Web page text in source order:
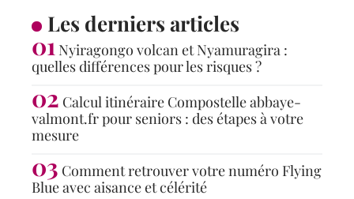
Les derniers articles
Nyiragongo volcan et Nyamuragira :
quelles différences pour les risques ?
Calcul itinéraire Compostelle abbaye-
valmont.fr pour seniors : des étapes à votre
mesure
Comment retrouver votre numéro Flying
Blue avec aisance et célérité